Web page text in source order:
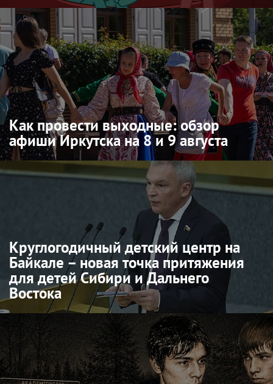
Как провести выходные: обзор
афиши Иркутска на 8 и 9 августа
Круглогодичный детский центр на
Байкале – новая точка притяжения
для детей Сибири и Дальнего
Востока